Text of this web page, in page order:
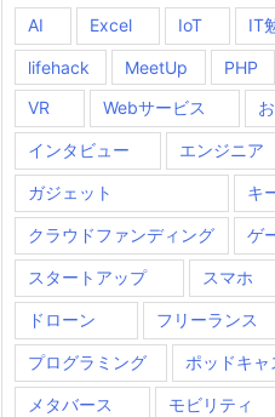
AI Excel IoT IT
lifehack MeetUp PHP
VR
Webサービス
インタビュー エンジニア
ガジェット キ
クラウドファンディング ゲ
スタートアップ スマホ
ドローン フリーランス
プログラミング ポッドキャ
メタバース モビリティ